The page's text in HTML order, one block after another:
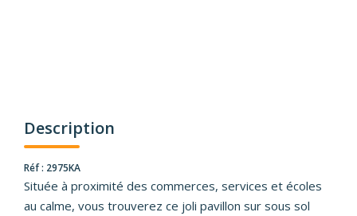
Description
Réf : 2975KA
Située à proximité des commerces, services et écoles
au calme, vous trouverez ce joli pavillon sur sous sol